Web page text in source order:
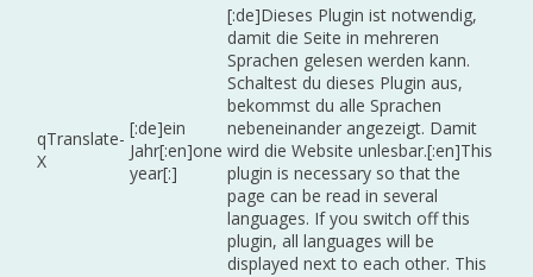
qTranslate-
X
[:de]ein
Jahr[:en]one
year[:]
[:de]Dieses Plugin ist notwendig,
damit die Seite in mehreren
Sprachen gelesen werden kann.
Schaltest du dieses Plugin aus,
bekommst du alle Sprachen
nebeneinander angezeigt. Damit
wird die Website unlesbar.[:en]This
plugin is necessary so that the
page can be read in several
languages. If you switch off this
plugin, all languages will be
displayed next to each other. This